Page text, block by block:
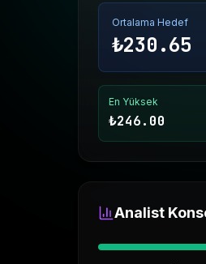
Ortalama Hedef
₺230.65
En Yüksek
₺246.00
Analist